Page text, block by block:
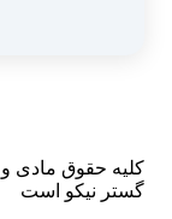
کلیه حقوق مادی و
گستر نیکو است